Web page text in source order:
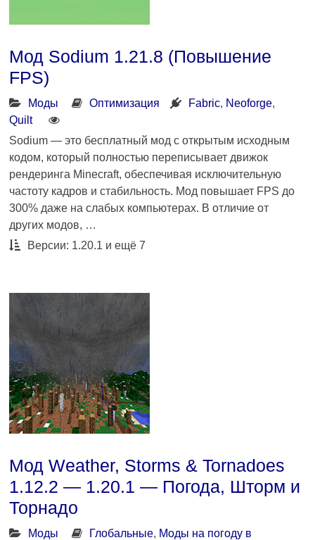
Мод Sodium 1.21.8 (Повышение
FPS)
Моды Оптимизация Fabric, Neoforge,
Quilt
Sodium — это бесплатный мод с открытым исходным
кодом, который полностью переписывает движок
рендеринга Minecraft, обеспечивая исключительную
частоту кадров и стабильность. Мод повышает FPS до
300% даже на слабых компьютерах. В отличие от
других модов, …
Версии: 1.20.1 и ещё 7
Мод Weather, Storms & Tornadoes
1.12.2 — 1.20.1 — Погода, Шторм и
Торнадо
Моды Глобальные, Моды на погоду в